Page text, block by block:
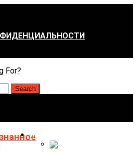
For?
ИНТРЕСНОЕ И НЕПОЗНАННОЕ